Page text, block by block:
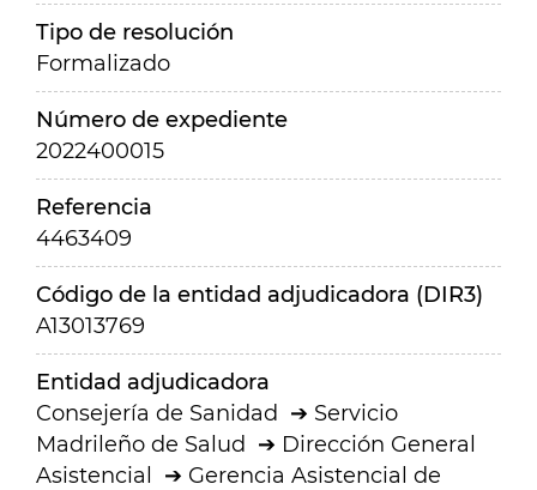
Tipo de resolución
Formalizado
Número de expediente
2022400015
Referencia
4463409
Código de la entidad adjudicadora (DIR3)
A13013769
Entidad adjudicadora
Consejería de Sanidad
Servicio
Madrileño de Salud
Dirección General
Asistencial
Gerencia Asistencial de